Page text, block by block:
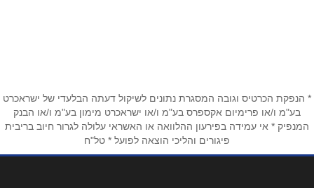
טלפון*
* הנפקת הכרטיס וגובה המסגרת נתונים לשיקול דעתה הבלעדי של ישראכרט
בע"מ ו/או פרימיום אקספרס בע"מ ו/או ישראכרט מימון בע"מ ו/או הבנק
המנפיק * אי עמידה בפירעון ההלוואה או האשראי עלולה לגרור חיוב בריבית
פיגורים והליכי הוצאה לפועל * טל"ח